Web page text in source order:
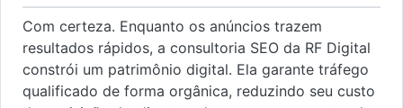
Com certeza. Enquanto os anúncios trazem
resultados rápidos, a consultoria SEO da RF Digital
constrói um patrimônio digital. Ela garante tráfego
qualificado de forma orgânica, reduzindo seu custo